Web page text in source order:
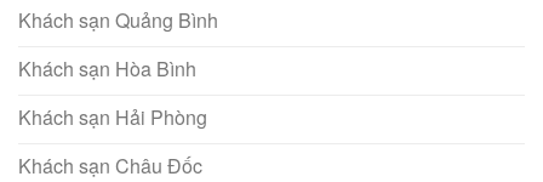
Khách sạn Quảng Bình
Khách sạn Hòa Bình
Khách sạn Hải Phòng
Khách sạn Châu Đốc